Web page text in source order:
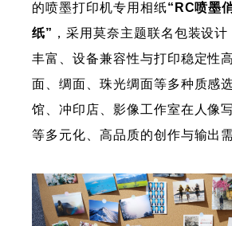
的喷墨打印机专用相纸“RC喷墨
纸” ，采用莫奈主题联名包装设
丰富、设备兼容性与打印稳定性
面、绸面、珠光绸面等多种质感
馆、冲印店、影像工作室在人像
等多元化、高品质的创作与输出需